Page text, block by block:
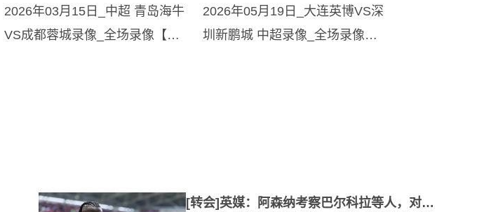
2026年03月15日_中超 青岛海牛
VS成都蓉城录像_全场录像【高
2026年05月19日_大连英博VS深
圳新鹏城 中超录像_全场录像
[转会]英媒：阿森纳考察巴尔科拉等人，对迪奥曼德的询价纯属试